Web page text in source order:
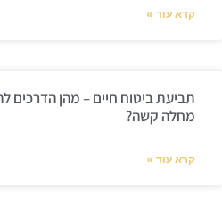
קרא עוד »
תביעת ביטוח חיים – מהן הדרכים
מחלה קשה?
קרא עוד »